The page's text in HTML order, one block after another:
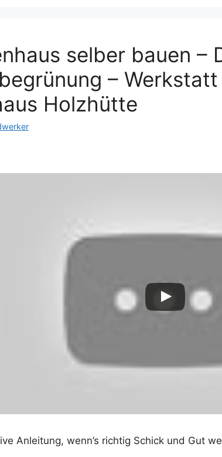
selber bauen –
–
Holzhütte
Anleitung, wenn’s richtig Schick und Gut